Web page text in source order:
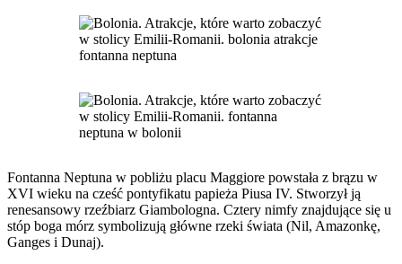
Fontanna Neptuna w pobliżu placu Maggiore powstała z brązu w
XVI wieku na cześć pontyfikatu papieża Piusa IV. Stworzył ją
renesansowy rzeźbiarz Giambologna. Cztery nimfy znajdujące się u
stóp boga mórz symbolizują główne rzeki świata (Nil, Amazonkę,
Ganges i Dunaj).